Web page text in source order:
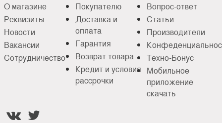
О магазине
Реквизиты
Новости
Вакансии
Сотрудничество
Покупателю
Доставка и
оплата
Гарантия
Возврат товара
Кредит и условия
рассрочки
Вопрос-ответ
Статьи
Производители
Техно-Бонус
Мобильное
приложение
скачать
 